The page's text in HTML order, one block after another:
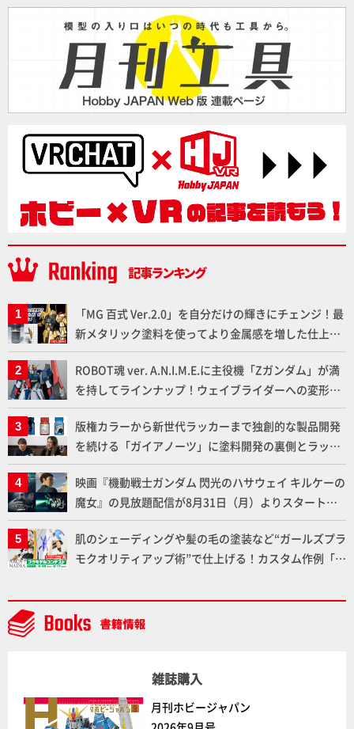
「MG 百式 Ver.2.0」を自分だけの輝きにチェンジ！最
新メタリック塗料を使ってより金属感を増した仕上が
りに!!【試し読み】
ROBOT魂 ver. A.N.I.M.E.に主役機「Zガンダム」が満
を持してラインナップ！ウェイブライダーへの変形、
劇中どおりのプロポーションを再現【機動戦士Zガン
ダム】
版権カラーから新世代ラッカーまで独創的な製品開発
を続ける「ガイアノーツ」に塗料開発の裏側とラッカ
ー塗料の未来についてインタビュー！
映画『機動戦士ガンダム 閃光のハサウェイ キルケーの
魔女』の見放題配信が8月31日（月）よりスタート！
Prime Videoで国内独占配信
肌のシェーディングや髪の毛の塗装など“ガールズプラ
モクオリティアップ術”で仕上げる！カスタム作例「白
デルコンテスト」～8月17日（月）11:59まで応募受付
中】
雑誌購入
月刊ホビージャパン